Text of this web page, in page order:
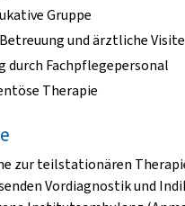
Gruppe
und ärztliche
durch Fachpflegepersonal
Therapie
zur teilstationären
Vordiagnostik und